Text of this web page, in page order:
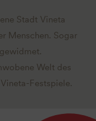
Stadt Vineta
Menschen. Sogar
Welt des
Festspiele.